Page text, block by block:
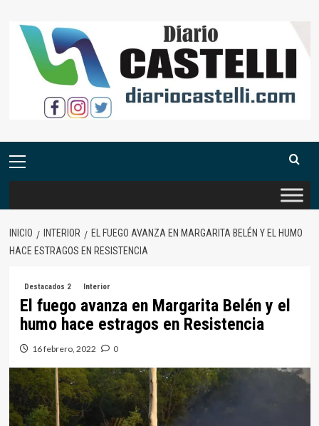
contenido
Menú
INICIO INTERIOR
EL FUEGO AVANZA EN MARGARITA BELÉN Y EL HUMO
HACE ESTRAGOS EN RESISTENCIA
Destacados 2 Interior
El fuego avanza en Margarita Belén y el
humo hace estragos en Resistencia
16 febrero, 2022 0